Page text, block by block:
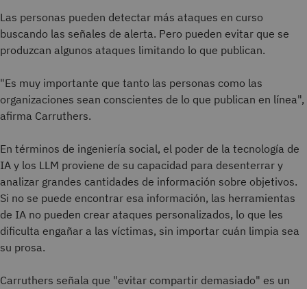
Las personas pueden detectar más ataques en curso
buscando las señales de alerta. Pero pueden evitar que se
produzcan algunos ataques limitando lo que publican.
"Es muy importante que tanto las personas como las
organizaciones sean conscientes de lo que publican en línea",
afirma Carruthers.
En términos de ingeniería social, el poder de la tecnología de
IA y los LLM proviene de su capacidad para desenterrar y
analizar grandes cantidades de información sobre objetivos.
Si no se puede encontrar esa información, las herramientas
de IA no pueden crear ataques personalizados, lo que les
dificulta engañar a las víctimas, sin importar cuán limpia sea
su prosa.
Carruthers señala que "evitar compartir demasiado" es un